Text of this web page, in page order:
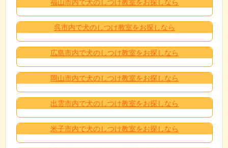
福山市内で犬のしつけ教室をお探しなら
呉市内で犬のしつけ教室をお探しなら
広島市内で犬のしつけ教室をお探しなら
岡山市内で犬のしつけ教室をお探しなら
出雲市内で犬のしつけ教室をお探しなら
米子市内で犬のしつけ教室をお探しなら